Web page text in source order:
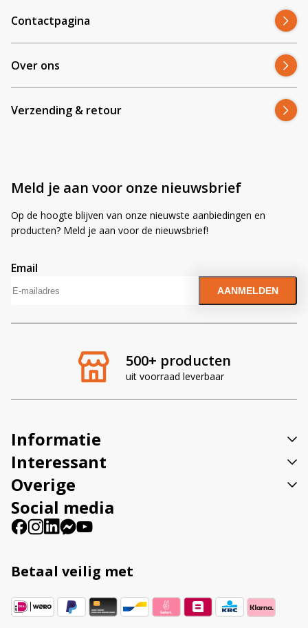
500+ producten
uit voorraad leverbaar
Contactpagina
Over ons
Verzending & retour
Meld je aan voor onze nieuwsbrief
Op de hoogte blijven van onze nieuwste aanbiedingen en
producten? Meld je aan voor de nieuwsbrief!
Email
A
t
:
Informatie
Interessant
Overige
Social media
Betaal veilig met